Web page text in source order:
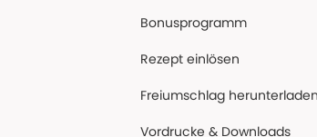
Bonusprogramm
Rezept einlösen
Freiumschlag herunterladen
Vordrucke & Downloads